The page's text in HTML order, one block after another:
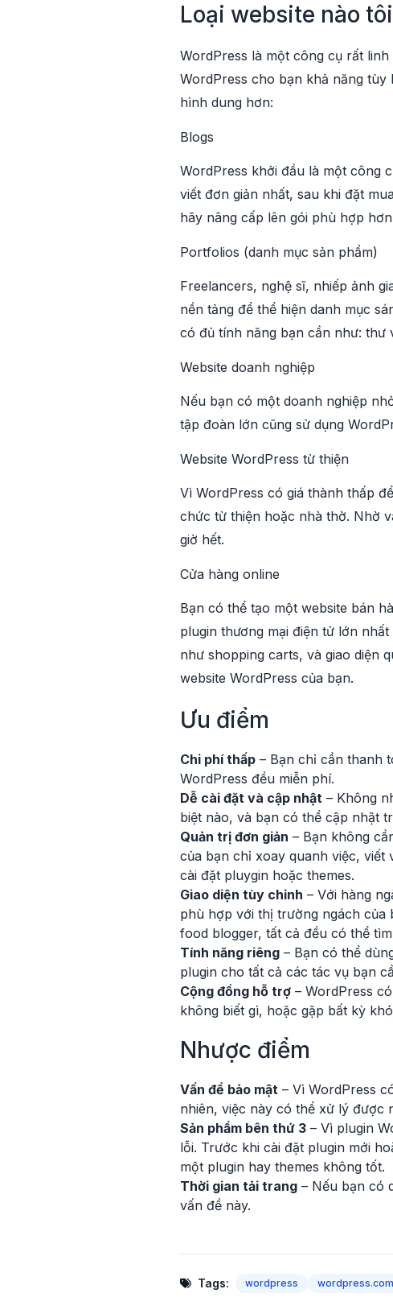
Loại website nào
WordPress là một công cụ rất
WordPress cho bạn khả năng
hình dung hơn:
Blogs
WordPress khởi đầu là một công
viết đơn giản nhất, sau khi đặt
hãy nâng cấp lên gói phù hợp
Portfolios (danh mục sản phẩm)
Freelancers, nghệ sĩ, nhiếp ảnh
nền tảng để thể hiện danh mục
có đủ tính năng bạn cần như: thư
Website doanh nghiệp
Nếu bạn có một doanh nghiệp
tập đoàn lớn cũng sử dụng
Website WordPress từ thiện
Vì WordPress có giá thành thấp
chức từ thiện hoặc nhà thờ. Nhờ
giờ hết.
Cửa hàng online
Bạn có thể tạo một website bán
plugin thương mại điện tử lớn
như shopping carts, và giao diện
website WordPress của bạn.
Ưu điểm
Chi phí thấp – Bạn chỉ cần thanh
WordPress đều miễn phí.
Dễ cài đặt và cập nhật – Không
biệt nào, và bạn có thể cập nhật
Quản trị đơn giản – Bạn không
của bạn chỉ xoay quanh việc, viết
cài đặt pluygin hoặc themes.
Giao diện tùy chỉnh – Với hàng
phù hợp với thị trường ngách của
food blogger, tất cả đều có thể
Tính năng riêng – Bạn có thể
plugin cho tất cả các tác vụ bạn
Cộng đồng hỗ trợ – WordPress
không biết gì, hoặc gặp bất kỳ
Nhược điểm
Vấn đề bảo mật – Vì WordPress
nhiên, việc này có thể xử lý được
Sản phẩm bên thứ 3 – Vì plugin
lỗi. Trước khi cài đặt plugin mới
một plugin hay themes không tốt.
Thời gian tải trang – Nếu bạn có
vấn đề này.
Tags: wordpress wordpress.com